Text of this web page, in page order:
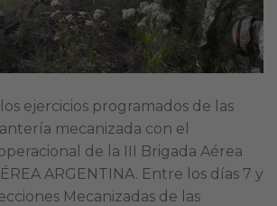
ejercicios programados de las
mecanizada con el
de la III Brigada Aérea
ARGENTINA. Entre los días 7 y
Mecanizadas de las